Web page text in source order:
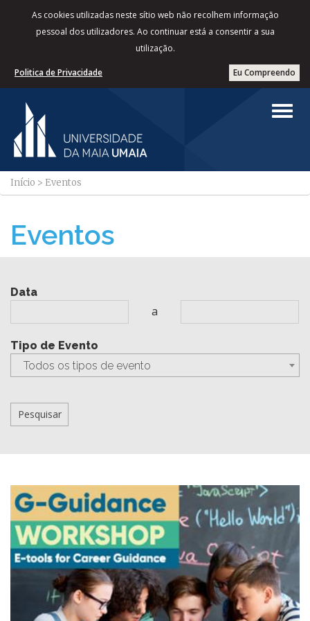
As cookies utilizadas neste sítio web não recolhem informação
pessoal dos utilizadores. Ao continuar está a consentir a sua
utilização.
Eu Compreendo
Politica de Privacidade
Início > Eventos
Eventos
Data
a
Tipo de Evento
Todos os tipos de evento